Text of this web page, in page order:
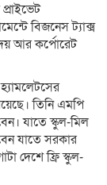
বিজনেস ট্যাক্স
আর কর্পোরেট
তিনি এমপি
যাতে স্কুল-মিল
যাতে সরকার
দেশে ফ্রি স্কুল-